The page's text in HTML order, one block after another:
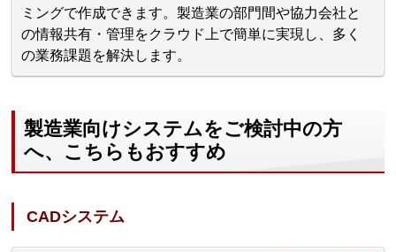
ミングで作成できます。製造業の部門間や協力会社と
の情報共有・管理をクラウド上で簡単に実現し、多く
の業務課題を解決します。
製造業向けシステムをご検討中の方
へ、こちらもおすすめ
CADシステム